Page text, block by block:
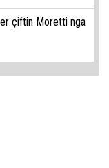
çiftin Moretti nga